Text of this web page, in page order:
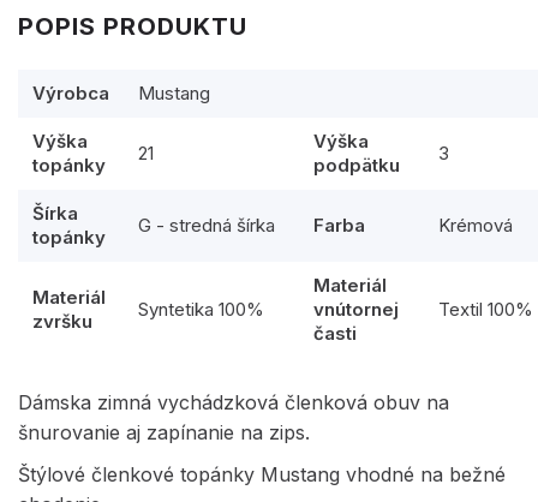
POPIS PRODUKTU
Výrobca Mustang
Výška
topánky
21
Výška
podpätku
3
Šírka
topánky
G - stredná šírka Farba Krémová
Materiál
zvršku
Syntetika 100%
Materiál
vnútornej
časti
Textil 100%
Dámska zimná vychádzková členková obuv na
šnurovanie aj zapínanie na zips.
Štýlové členkové topánky Mustang vhodné na bežné